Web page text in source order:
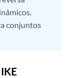
conjuntos